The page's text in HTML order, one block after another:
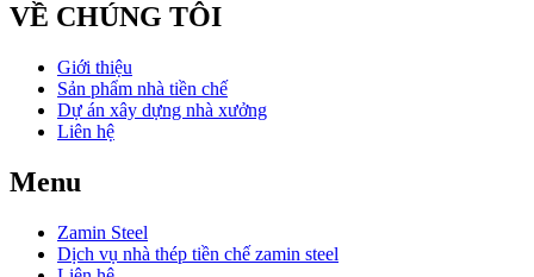
VỀ CHÚNG TÔI
Giới thiệu
Sản phẩm nhà tiền chế
Dự án xây dựng nhà xưởng
Liên hệ
Menu
Zamin Steel
Dịch vụ nhà thép tiền chế zamin steel